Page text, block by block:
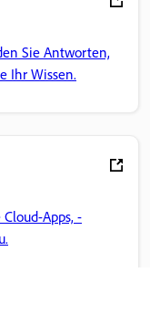
Sie Antworten,
Ihr Wissen.
Apps, -